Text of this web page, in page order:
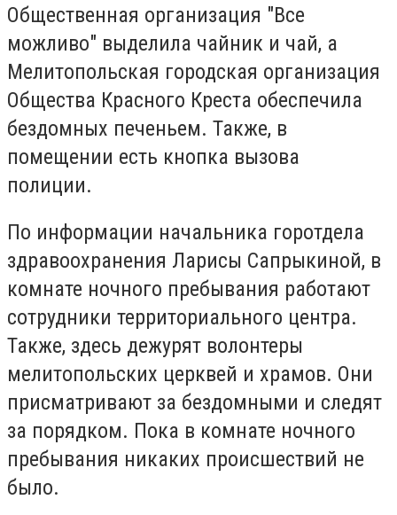
Общественная организация "Все
можливо" выделила чайник и чай, а
Мелитопольская городская организация
Общества Красного Креста обеспечила
бездомных печеньем. Также, в
помещении есть кнопка вызова
полиции.
По информации начальника горотдела
здравоохранения Ларисы Сапрыкиной, в
комнате ночного пребывания работают
сотрудники территориального центра.
Также, здесь дежурят волонтеры
мелитопольских церквей и храмов. Они
присматривают за бездомными и следят
за порядком. Пока в комнате ночного
пребывания никаких происшествий не
было.